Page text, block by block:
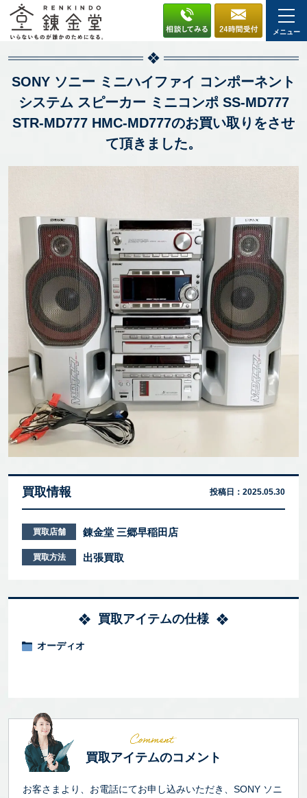
メニュー
SONY ソニー ミニハイファイ コンポーネント
システム スピーカー ミニコンポ SS-MD777
STR-MD777 HMC-MD777のお買い取りをさせ
て頂きました。
買取情報 投稿日： 2025.05.30
買取店舗 錬金堂 三郷早稲田店
買取方法 出張買取
買取アイテムの仕様
オーディオ
買取アイテムのコメント
お客さまより、お電話にてお申し込みいただき、SONY ソニ